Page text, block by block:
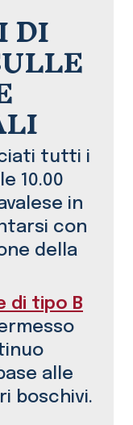
DI
tutti i
10.00
in
con
della
di tipo B
alle
boschivi.